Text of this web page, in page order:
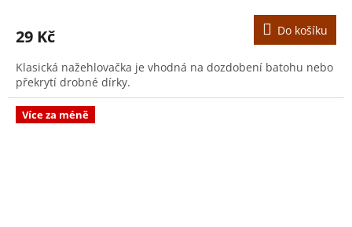
29 Kč Do košíku
Klasická nažehlovačka je vhodná na dozdobení batohu nebo
překrytí drobné dírky.
Více za méně